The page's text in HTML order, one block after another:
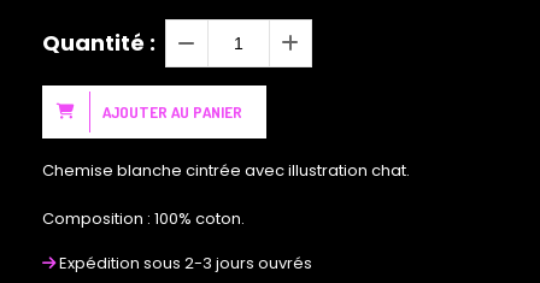
Quantité :
AJOUTER AU PANIER
Chemise blanche cintrée avec illustration chat.
Composition : 100% coton.
Expédition sous 2-3 jours ouvrés